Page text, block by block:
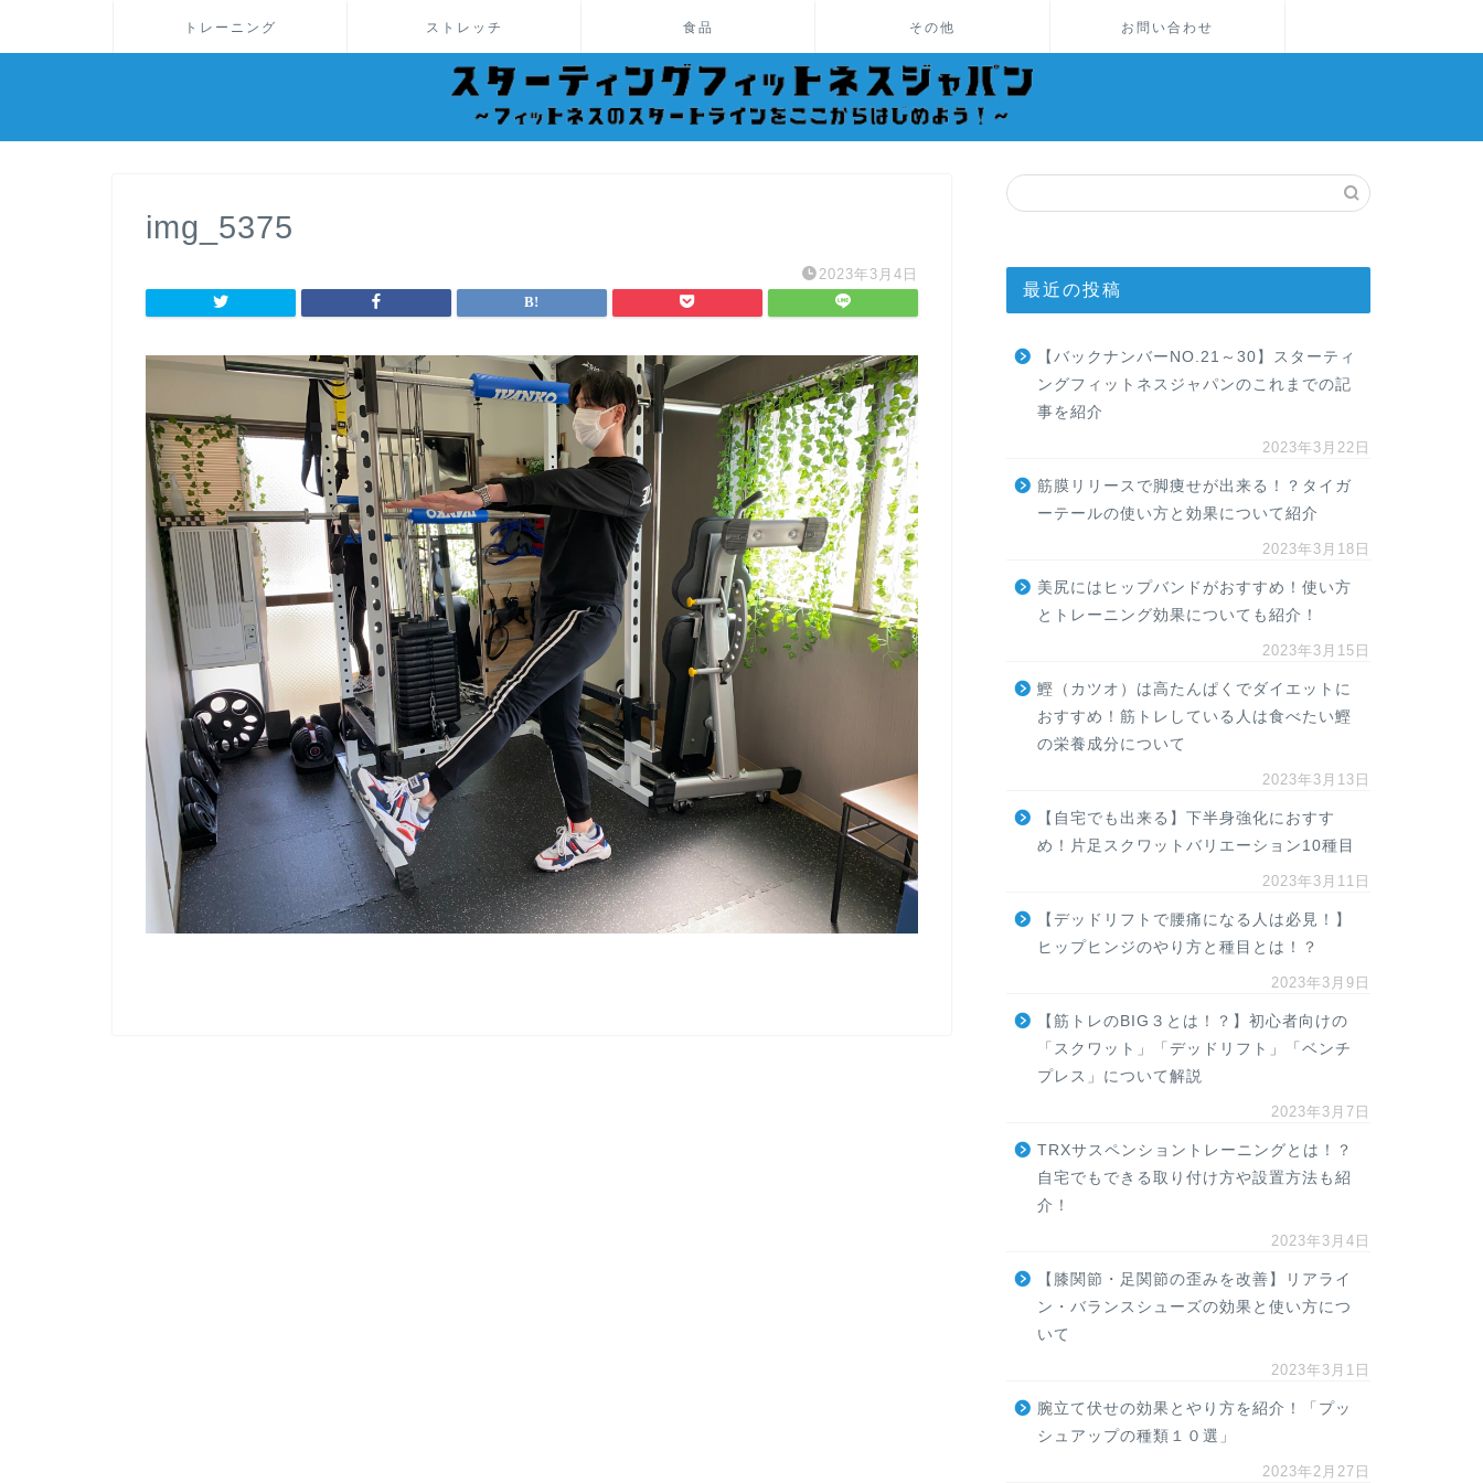
トレーニング ストレッチ 食品 その他 お問い合わせ
img_5375
2023年3月4日
最近の投稿
【バックナンバーNO.21～30】スターティ
ングフィットネスジャパンのこれまでの記
事を紹介
2023年3月22日
筋膜リリースで脚痩せが出来る！？タイガ
ーテールの使い方と効果について紹介
2023年3月18日
美尻にはヒップバンドがおすすめ！使い方
とトレーニング効果についても紹介！
2023年3月15日
鰹（カツオ）は高たんぱくでダイエットに
おすすめ！筋トレしている人は食べたい鰹
の栄養成分について
2023年3月13日
【自宅でも出来る】下半身強化におすす
め！片足スクワットバリエーション10種目
2023年3月11日
【デッドリフトで腰痛になる人は必見！】
ヒップヒンジのやり方と種目とは！？
2023年3月9日
【筋トレのBIG３とは！？】初心者向けの
「スクワット」「デッドリフト」「ベンチ
プレス」について解説
2023年3月7日
TRXサスペンショントレーニングとは！？
自宅でもできる取り付け方や設置方法も紹
介！
2023年3月4日
【膝関節・足関節の歪みを改善】リアライ
ン・バランスシューズの効果と使い方につ
いて
2023年3月1日
腕立て伏せの効果とやり方を紹介！「プッ
シュアップの種類１０選」
2023年2月27日